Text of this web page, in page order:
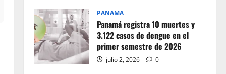
PANAMA
Panamá registra 10 muertes y
3.122 casos de dengue en el
primer semestre de 2026
julio 2, 2026 0